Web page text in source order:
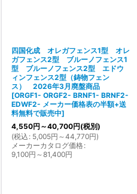
四国化成 オレガフェンス1型 オレ
ガフェンス2型 ブルーノフェンス1
型 ブルーノフェンス2型 エドウ
ィンフェンス2型（鋳物フェン
ス） 2026年3月廃盤商品
[ORGF1- ORGF2- BRNF1- BRNF2-
EDWF2- メーカー価格表の半額+送
料無料で販売中]
4,550円 ～40,700円(税別)
(税込 : 5,005円 ～44,770円)
メーカーカタログ価格:
9,100円 ～81,400円